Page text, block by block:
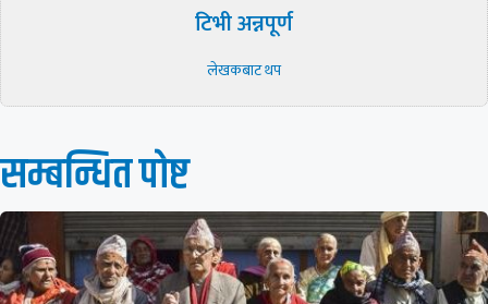
टिभी अन्नपूर्ण
लेखकबाट थप
सम्बन्धित पाेष्ट